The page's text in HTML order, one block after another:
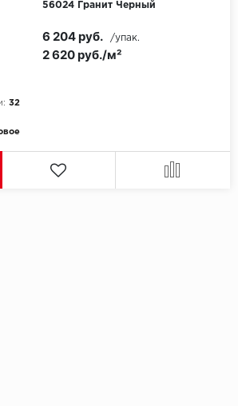
56024 Гранит Черный
32
2 620 руб./м²
6 204 руб. /упак.